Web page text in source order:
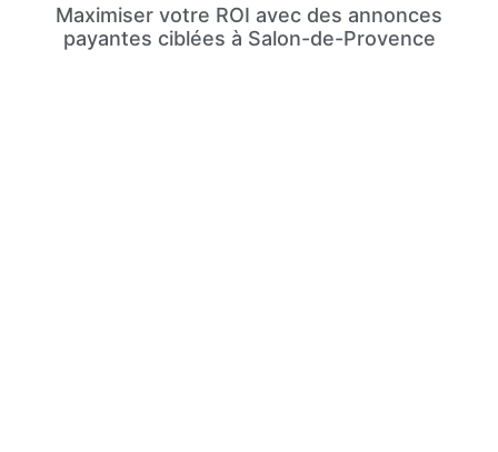
Maximiser votre ROI avec des annonces
payantes ciblées à Salon-de-Provence